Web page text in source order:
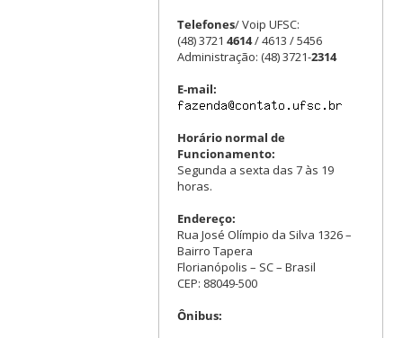
Telefones/ Voip UFSC:
(48) 3721 4614/ 4613 / 5456
Administração: (48) 3721-2314
E-mail:
Horário normal de
Funcionamento:
Segunda a sexta das 7 às 19
horas.
Endereço:
Rua José Olímpio da Silva 1326 –
Bairro Tapera
Florianópolis – SC – Brasil
CEP: 88049-500
Ônibus: